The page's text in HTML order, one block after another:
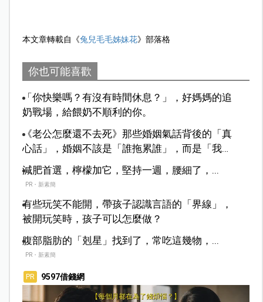
本文章轉載自《兔兒毛毛姊妹花》部落格
你也可能喜歡
「你快樂嗎？有沒有時間休息？」，好媽媽的追
奶戰場，給餵奶不順利的你。
《老公怎麼還不去死》那些婚姻氣話背後的「真
心話」，婚姻不該是「誰拖累誰」，而是「我們
怎麼並肩走下去」。
減肥首選，檸檬加它，堅持一週，腰細了，...
PR・新素簡
有些玩笑不能開，帶孩子認識言語的「界線」，
被開玩笑時，孩子可以怎麼做？
腹部脂肪的「剋星」找到了，常吃這幾物，...
PR・新素簡
PR 9597借錢網